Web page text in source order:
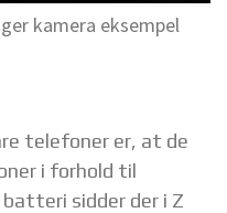
kamera eksempel
telefoner er, at de
i forhold til
sidder der i Z